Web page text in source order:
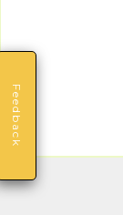
Feedback